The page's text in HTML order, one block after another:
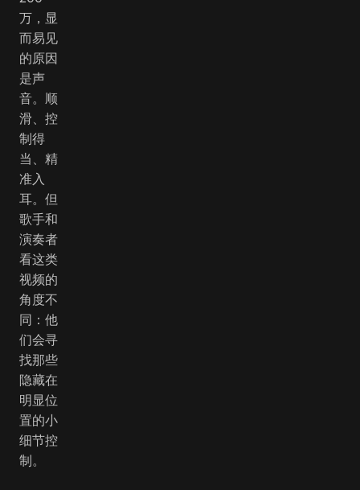
万，显
而易见
的原因
是声
音。顺
滑、控
制得
当、精
准入
耳。但
歌手和
演奏者
看这类
视频的
角度不
同：他
们会寻
找那些
隐藏在
明显位
置的小
细节控
制。